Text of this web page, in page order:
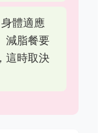
體適應
減脂餐要
這時取決